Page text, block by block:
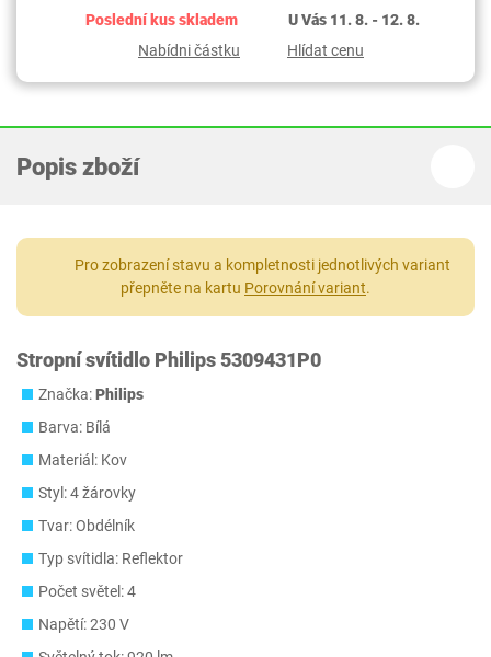
Poslední kus skladem
U Vás 11. 8. - 12. 8.
Nabídni částku
Hlídat cenu
Popis zboží
Pro zobrazení stavu a kompletnosti jednotlivých variant
přepněte na kartu Porovnání variant.
Stropní svítidlo Philips 5309431P0
Značka:Philips
Barva: Bílá
Materiál: Kov
Styl: 4 žárovky
Tvar: Obdélník
Typ svítidla: Reflektor
Počet světel: 4
Napětí: 230 V